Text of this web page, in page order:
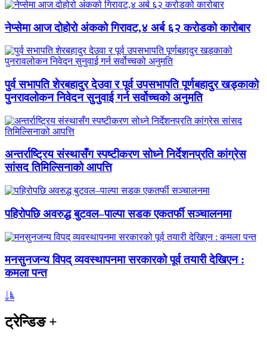
नेप्सेमा आज दोहोरो अंकको गिरावट,४ अर्ब ६२ करोडको कारोबार
पुर्व सभापति शेरबहादुर देउवा र पूर्व उपसभापति पूर्णबहादुर खड्काको
पुनरावलोकन निवेदन सुनुवाई गर्न सर्वोच्चको अनुमति
अन्तर्राष्ट्रिय संस्थासँग स्पष्टीकरण सोध्ने निर्देशनप्रति कांग्रेस
सांसद तिमिल्सिनाको आपत्ति
पहिरोपछि अवरुद्ध बुटवल–पाल्पा सडक एकतर्फी सञ्चालनमा
मनसुनजन्य विपद् व्यवस्थापनमा सरकारको पूर्व तयारी देखिएन :
कमला पन्त
ट्रेन्डिङ+